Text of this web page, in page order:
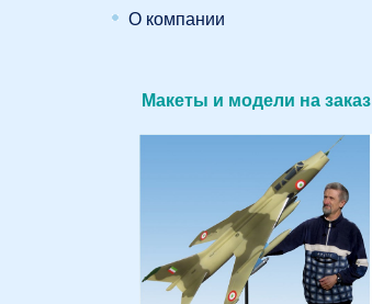
О компании
Макеты и модели на заказ